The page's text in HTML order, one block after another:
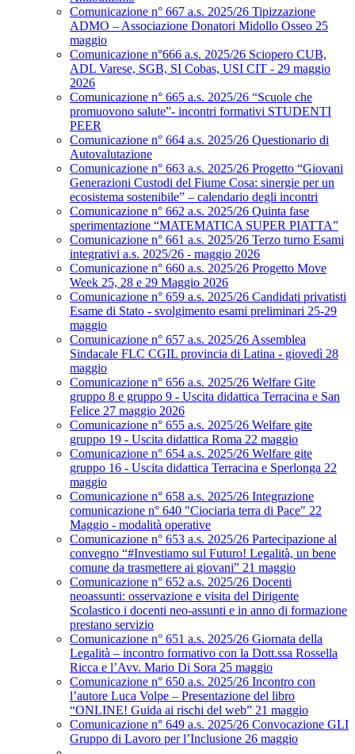
Comunicazione n° 667 a.s. 2025/26 Tipizzazione
ADMO – Associazione Donatori Midollo Osseo 25
maggio
Comunicazione n°666 a.s. 2025/26 Sciopero CUB,
ADL Varese, SGB, SI Cobas, USI CIT - 29 maggio
2026
Comunicazione n° 665 a.s. 2025/26 “Scuole che
promuovono salute”- incontri formativi STUDENTI
PEER
Comunicazione n° 664 a.s. 2025/26 Questionario di
Autovalutazione
Comunicazione n° 663 a.s. 2025/26 Progetto “Giovani
Generazioni Custodi del Fiume Cosa: sinergie per un
ecosistema sostenibile” – calendario degli incontri
Comunicazione n° 662 a.s. 2025/26 Quinta fase
sperimentazione “MATEMATICA SUPER PIATTA”
Comunicazione n° 661 a.s. 2025/26 Terzo turno Esami
integrativi a.s. 2025/26 - maggio 2026
Comunicazione n° 660 a.s. 2025/26 Progetto Move
Week 25, 28 e 29 Maggio 2026
Comunicazione n° 659 a.s. 2025/26 Candidati privatisti
Esame di Stato - svolgimento esami preliminari 25-29
maggio
Comunicazione n° 657 a.s. 2025/26 Assemblea
Sindacale FLC CGIL provincia di Latina - giovedì 28
maggio
Comunicazione n° 656 a.s. 2025/26 Welfare Gite
gruppo 8 e gruppo 9 - Uscita didattica Terracina e San
Felice 27 maggio 2026
Comunicazione n° 655 a.s. 2025/26 Welfare gite
gruppo 19 - Uscita didattica Roma 22 maggio
Comunicazione n° 654 a.s. 2025/26 Welfare gite
gruppo 16 - Uscita didattica Terracina e Sperlonga 22
maggio
Comunicazione n° 658 a.s. 2025/26 Integrazione
comunicazione n° 640 "Ciociaria terra di Pace" 22
Maggio - modalità operative
Comunicazione n° 653 a.s. 2025/26 Partecipazione al
convegno “#Investiamo sul Futuro! Legalità, un bene
comune da trasmettere ai giovani” 21 maggio
Comunicazione n° 652 a.s. 2025/26 Docenti
neoassunti: osservazione e visita del Dirigente
Scolastico i docenti neo-assunti e in anno di formazione
prestano servizio
Comunicazione n° 651 a.s. 2025/26 Giornata della
Legalità – incontro formativo con la Dott.ssa Rossella
Ricca e l’Avv. Mario Di Sora 25 maggio
Comunicazione n° 650 a.s. 2025/26 Incontro con
l’autore Luca Volpe – Presentazione del libro
“ONLINE! Guida ai rischi del web” 21 maggio
Comunicazione n° 649 a.s. 2025/26 Convocazione GLI
Gruppo di Lavoro per l’Inclusione 26 maggio